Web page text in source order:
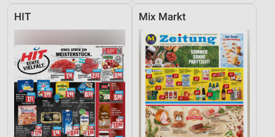
HIT Mix Markt
Geräte anhand von aktiv angeforderten
Nicht-IAB-Verarbeitungszwecke:
Notwendig
Performance
Funktional